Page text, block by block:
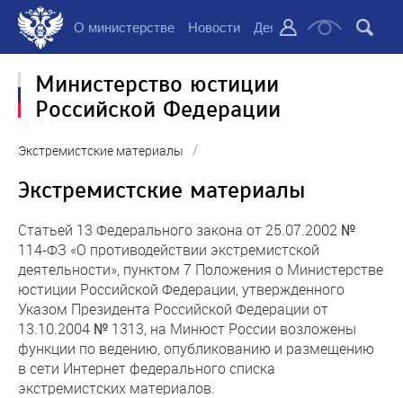
О министерстве Новости Деятельность
Министерство юстиции
Российской Федерации
Экстремистские материалы /
Экстремистские материалы
Статьей 13 Федерального закона от 25.07.2002 №
114-ФЗ «О противодействии экстремистской
деятельности», пунктом 7 Положения о Министерстве
юстиции Российской Федерации, утвержденного
Указом Президента Российской Федерации от
13.10.2004 № 1313, на Минюст России возложены
функции по ведению, опубликованию и размещению
в сети Интернет федерального списка
экстремистских материалов.